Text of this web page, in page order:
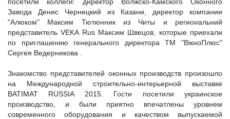
Завода Денис Чернецкий из Казани, директор компании
"Алюком" Максим Тютюнник из Читы и региональний
представитель VEKA Rus Максим Швецов, которые приехали
по приглашению генерального директора ТМ "ВікноПлюс"
Сергея Ведерникова .
Знакомство представителей оконных производств произошло
на Международной строительно-интерьерной выставке
BATIMAT RUSSIA 2015. Гости посетили украинское
производство, и были приятно впечатлены уровнем
современного оборудования и качеством выпускаемой